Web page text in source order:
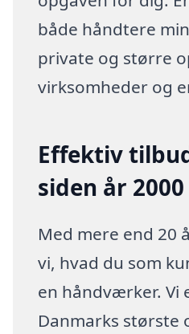
både håndtere
private og større
virksomheder og
Effektiv
siden år 2000
Med mere end 20
vi, hvad du som
en håndværker. Vi
Danmarks største